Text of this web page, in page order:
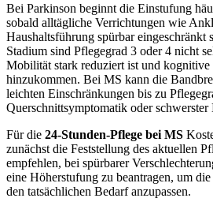
Bei Parkinson beginnt die Einstufung
sobald alltägliche Verrichtungen wie
Haushaltsführung spürbar eingeschränkt
Stadium sind Pflegegrad 3 oder 4 nicht
Mobilität stark reduziert ist und kognitive
hinzukommen. Bei MS kann die
leichten Einschränkungen bis zu
Querschnittsymptomatik oder
Für die 24-Stunden-Pflege bei MS
zunächst die Feststellung des aktuellen
empfehlen, bei spürbarer
eine Höherstufung zu beantragen, um
den tatsächlichen Bedarf anzupassen.